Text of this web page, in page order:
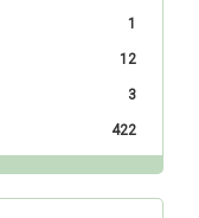
1
12
3
422